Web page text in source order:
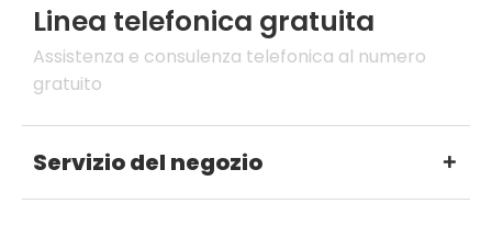
Linea telefonica gratuita
Assistenza e consulenza telefonica al numero
gratuito
Servizio del negozio